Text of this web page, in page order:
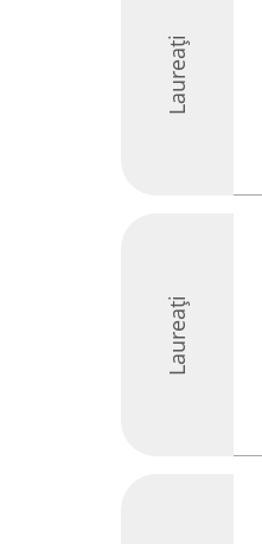
Laureați
Laureați